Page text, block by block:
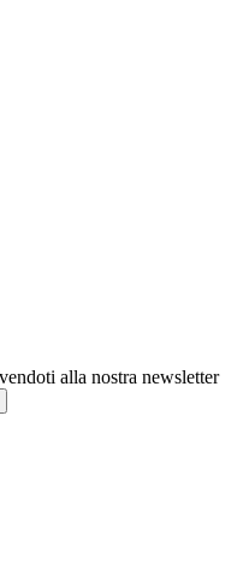
alla nostra newsletter